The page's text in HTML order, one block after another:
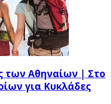
των Αθηναίων | Στο
για Κυκλάδες